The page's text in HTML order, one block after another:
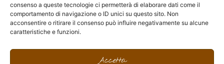
consenso a queste tecnologie ci permetterà di elaborare dati come il
comportamento di navigazione o ID unici su questo sito. Non
acconsentire o ritirare il consenso può influire negativamente su alcune
caratteristiche e funzioni.
Accetta
seguici sui social
F
I
n
P
i
F